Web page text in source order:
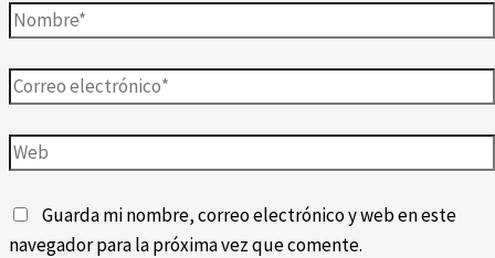
Nombre*
Correo
electrónico*
Web
Guarda mi nombre, correo electrónico y web en este
navegador para la próxima vez que comente.